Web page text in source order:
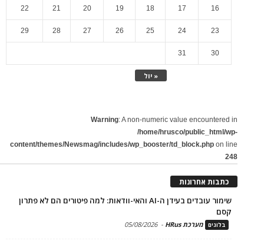
« יול
16
17
18
19
20
21
22
23
24
25
26
27
28
29
30
31
Warning: A non-numeric value encountered in
/home/hrusco/public_html/wp-
content/themes/Newsmag/includes/wp_booster/td_block.php on line
248
כתבות אחרונות
שימור עובדים בעידן ה-AI והאי-וודאות: למה פיטורים הם לא פתרון
קסם
בלוגים מערכת HRus -
05/08/2026